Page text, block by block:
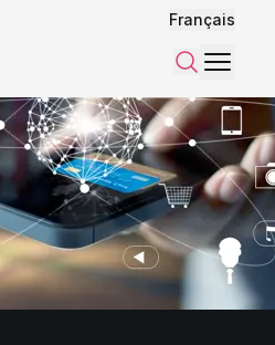
Français
Menu